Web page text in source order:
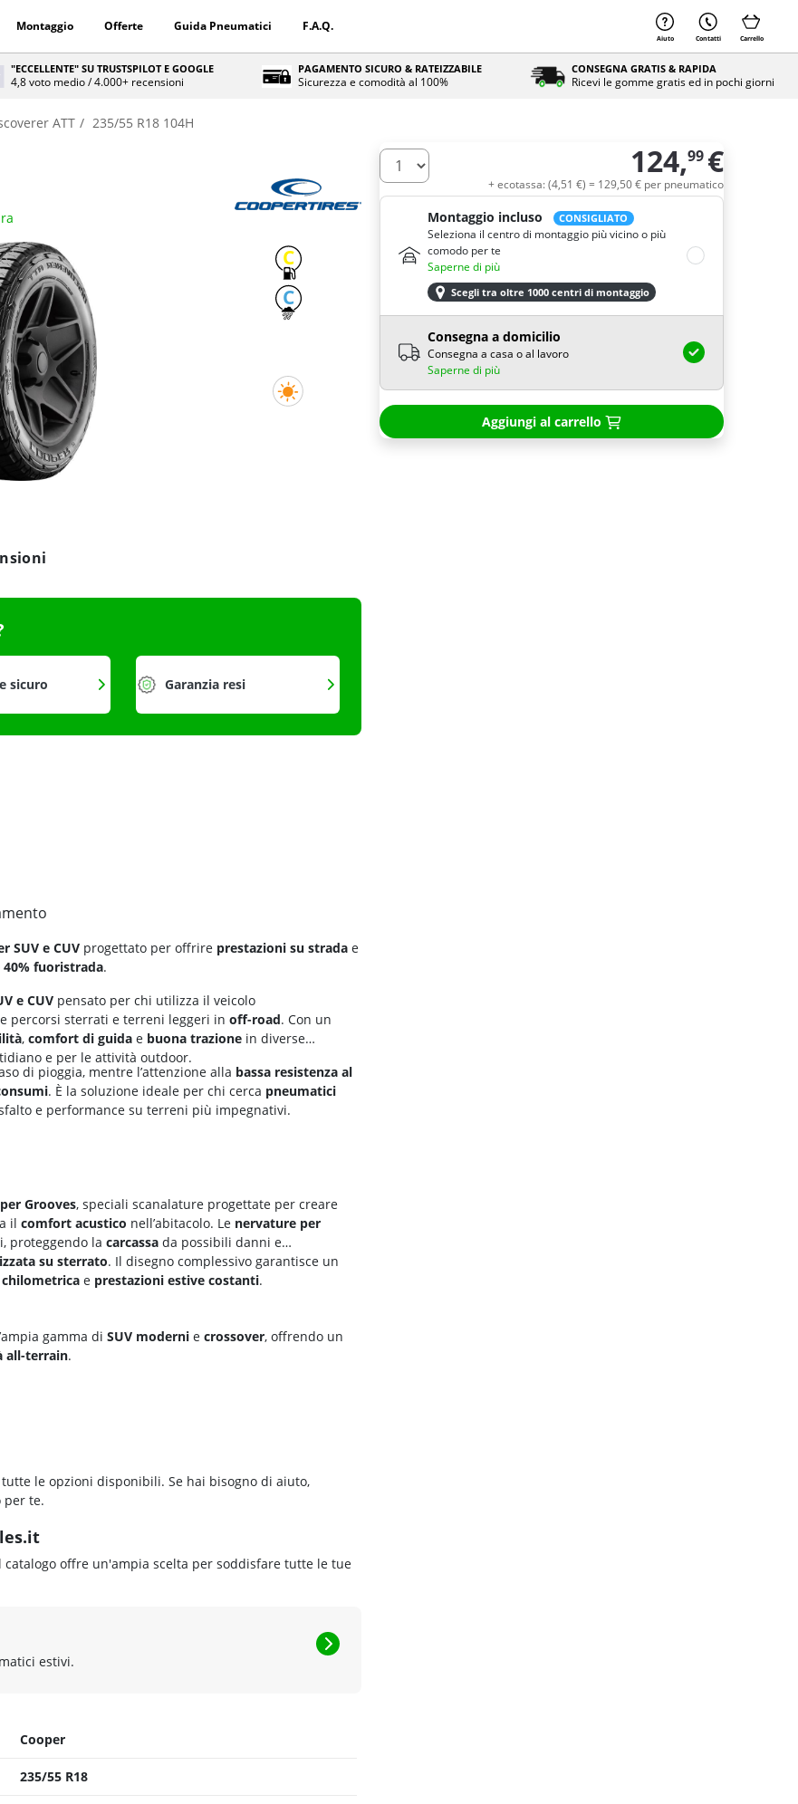
Montaggio Offerte Guida Pneumatici F.A.Q.
Aiuto Contatti Carrello
"ECCELLENTE" SU TRUSTSPILOT E GOOGLE
4,8 voto medio / 4.000+ recensioni
PAGAMENTO SICURO & RATEIZZABILE
Sicurezza e comodità al 100%
CONSEGNA GRATIS & RAPIDA
Ricevi le gomme gratis ed in pochi giorni
ATT
235/55 R18 104H
C
C
sicuro Garanzia resi
SUV e CUV progettato per offrire prestazioni su strada e
40% fuoristrada.
e CUV pensato per chi utilizza il veicolo
percorsi sterrati e terreni leggeri in off-road. Con un
, comfort di guida e buona trazione in diverse
e per le attività outdoor.
di pioggia, mentre l’attenzione alla bassa resistenza al
. È la soluzione ideale per chi cerca pneumatici
e performance su terreni più impegnativi.
Grooves, speciali scanalature progettate per creare
il comfort acustico nell’abitacolo. Le nervature per
proteggendo la carcassa da possibili danni e
su sterrato. Il disegno complessivo garantisce un
e prestazioni estive costanti.
gamma di SUV moderni e crossover, offrendo un
all-terrain.
le opzioni disponibili. Se hai bisogno di aiuto,
per te.
catalogo offre un'ampia scelta per soddisfare tutte le tue
estivi.
Cooper
235/55 R18
Quantità 124,99 €
+ ecotassa: (4,51 €) = 129,50€ per pneumatico
Montaggio incluso CONSIGLIATO
Seleziona il centro di montaggio più vicino o più
comodo per te
Saperne di più
Scegli tra oltre 1000 centri di montaggio
Consegna a domicilio
Consegna a casa o al lavoro
Saperne di più
Aggiungi al carrello